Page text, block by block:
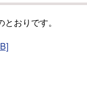
おりです。